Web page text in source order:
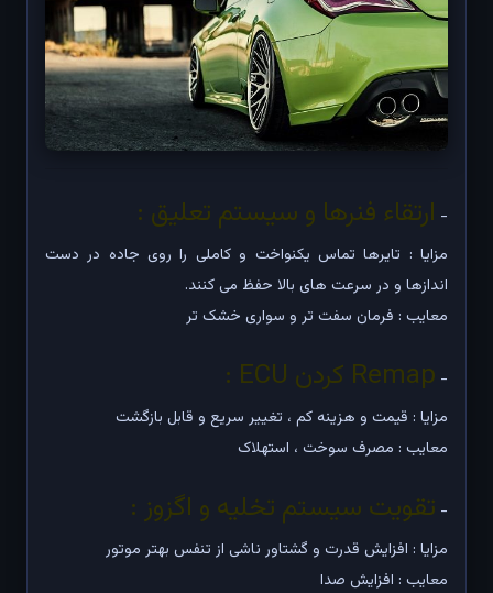
- ارتقاء فنرها و سیستم تعلیق :
مزایا : تایرها تماس یکنواخت و کاملی را روی جاده در دست
اندازها و در سرعت های بالا حفظ می کنند.
معایب : فرمان سفت تر و سواری خشک تر
- Remap کردن ECU :
مزایا : قیمت و هزینه کم ، تغییر سریع و قابل بازگشت
معایب : مصرف سوخت ، استهلاک
- تقویت سیستم تخلیه و اگزوز :
مزایا : افزایش قدرت و گشتاور ناشی از تنفس بهتر موتور
معایب : افزایش صدا